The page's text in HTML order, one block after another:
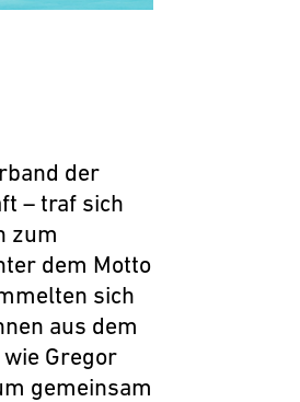
der
– traf sich
zum
dem Motto
sich
aus dem
Gregor
gemeinsam